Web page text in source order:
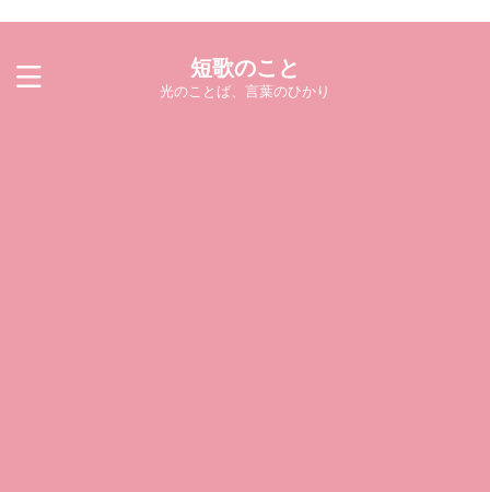
短歌のこと
光のことば、言葉のひかり